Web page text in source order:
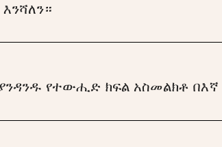
የተውሒድ ክፍል አስመልክቶ